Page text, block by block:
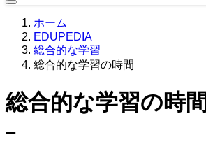
ホーム
EDUPEDIA
総合的な学習
総合的な学習の時間
総合的な学習の時間
–